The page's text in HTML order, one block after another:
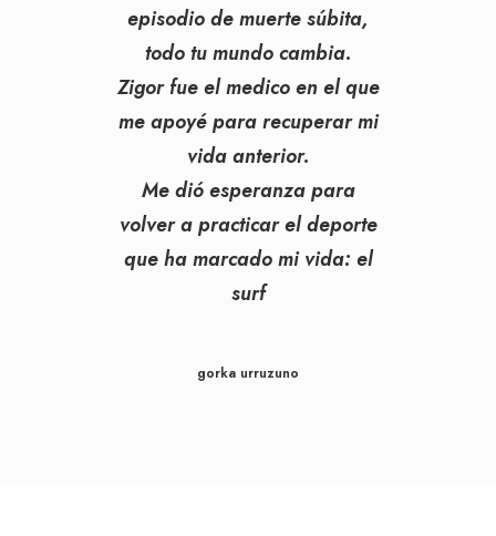
episodio de muerte súbita,
todo tu mundo cambia.
Zigor fue el medico en el que
me apoyé pararecuperar mi
vida anterior.
Me dió esperanza para
volver a practicar el deporte
que ha marcado mi vida: el
surf
gorka urruzuno